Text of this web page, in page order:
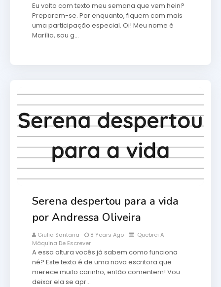
Eu volto com texto meu semana que vem hein?
Preparem-se. Por enquanto, fiquem com mais
uma participação especial. Oi! Meu nome é
Marília, sou g…
Serena despertou para a vida
por Andressa Oliveira
Giulia Santana 8 Years Ago
Quebrei A
Máquina De Escrever
A essa altura vocês já sabem como funciona
né? Este texto é de uma nova escritora que
merece muito carinho, então comentem! Vou
deixar ela se apr…